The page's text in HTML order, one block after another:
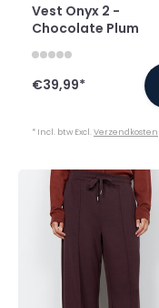
Vest Onyx 2 -
Chocolate Plum
€39,99*
* Incl. btw Excl.Verzendkosten